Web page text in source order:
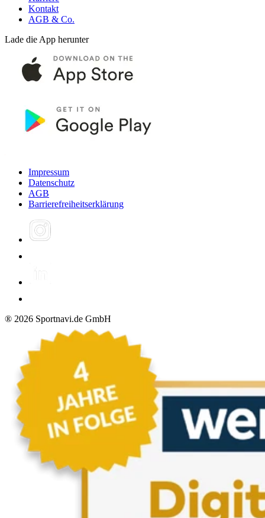
Kontakt
AGB & Co.
Lade die App herunter
Impressum
Datenschutz
AGB
Barrierefreiheitserklärung
® 2026 Sportnavi.de GmbH